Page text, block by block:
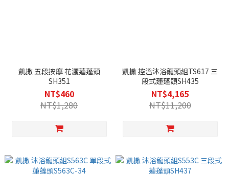
凱撒 五段按摩 花灑蓮蓬頭
SH351
NT$460
NT$1,280
凱撒 控溫沐浴龍頭組TS617 三
段式蓮蓬頭SH435
NT$4,165
NT$11,200